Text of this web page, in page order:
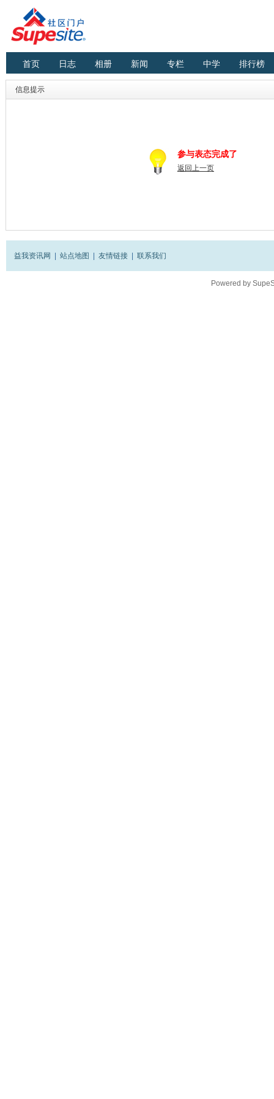
首页 日志 相册 新闻 专栏 中学 排行榜
信息提示
参与表态完成了
返回上一页
益我资讯网 站点地图 友情链接 联系我们
Powered by